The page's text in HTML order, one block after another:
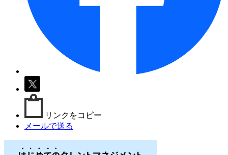
リンクをコピー
メールで送る